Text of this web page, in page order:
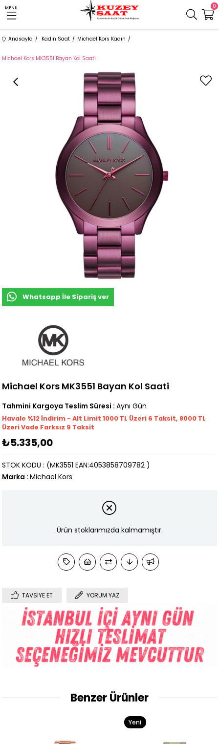
MENU 0
Anasayfa Kadın Saat Michael Kors Kadın
Michael Kors MK3551 Bayan Kol Saati
Whatsapp İle Sipariş ver
Michael Kors MK3551 Bayan Kol Saati
Tahmini Kargoya Teslim Süresi : Aynı Gün
Havale %12 İndirim - Alt Limit 1000 TL Üzeri 6 Taksit, 8000 TL
Üzeri Vade Farksız 9 Taksit
₺5.335,00
(MK3551 EAN:4053858709782 )
STOK KODU
Marka : Michael Kors
Ürün stoklarımızda kalmamıştır.
TAVSIYE ET YORUM YAZ
Benzer Ürünler
Yeni